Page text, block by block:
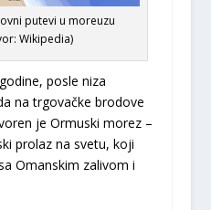
putevi u moreuzu
Wikipedia)
posle niza
na trgovačke brodove
je Ormuski morez –
prolaz na svetu, koji
Omanskim zalivom i